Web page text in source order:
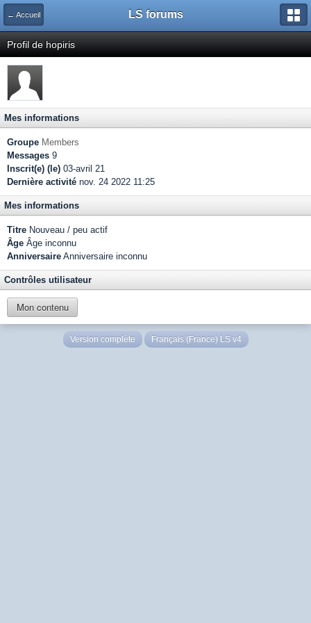
← Accueil LS forums
Profil de hopiris
Mes informations
Groupe Members
Messages 9
Inscrit(e) (le) 03-avril 21
Dernière activité nov. 24 2022 11:25
Mes informations
Titre Nouveau / peu actif
Âge Âge inconnu
Anniversaire Anniversaire inconnu
Contrôles utilisateur
Mon contenu
Version complète Français (France) LS v4